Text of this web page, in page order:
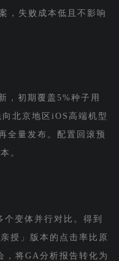
，失败成本低且不影响
，初期覆盖5%种子用
北京地区iOS高端机型
全量发布。配置回滚预
。
变体并行对比。得到
授」版本的点击率比原
，将GA分析报告转化为